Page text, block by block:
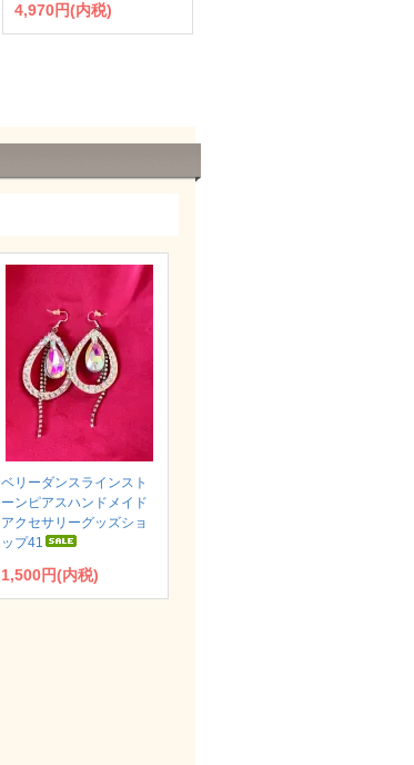
4,970円(内税)
ベリーダンスラインスト
ーンピアスハンドメイド
アクセサリーグッズショ
ップ41
1,500円(内税)